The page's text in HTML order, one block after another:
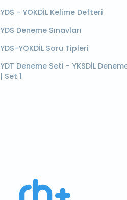
YDS - YÖKDİL Kelime Defteri
YDS Deneme Sınavları
YDS-YÖKDİL Soru Tipleri
YDT Deneme Seti - YKSDİL
| Set 1